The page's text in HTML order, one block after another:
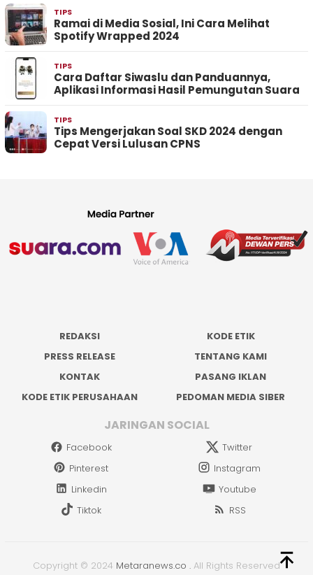
TIPS
Ramai di Media Sosial, Ini Cara Melihat
Spotify Wrapped 2024
TIPS
Cara Daftar Siwaslu dan Panduannya,
Aplikasi Informasi Hasil Pemungutan Suara
TIPS
Tips Mengerjakan Soal SKD 2024 dengan
Cepat Versi Lulusan CPNS
REDAKSI
KODE ETIK
PRESS RELEASE
TENTANG KAMI
KONTAK
PASANG IKLAN
KODE ETIK PERUSAHAAN
PEDOMAN MEDIA SIBER
JARINGAN SOCIAL
Facebook
Twitter
Pinterest
Instagram
Linkedin
Youtube
Tiktok
RSS
Copyright © 2024 Metaranews.co . All Rights Reserved